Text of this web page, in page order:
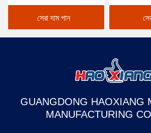
অ্যালুমিনিয়াম কনটেইনার লোড র্যাম্প
সেরা দাম পান
র‍্যাম্প
GUANGDONG HAOXIANG
MANUFACTURING